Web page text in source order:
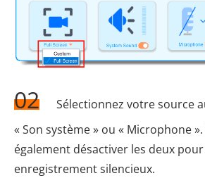
02
Sélectionnez votre source
« Son système » ou « Microphone
également désactiver les deux
enregistrement silencieux.